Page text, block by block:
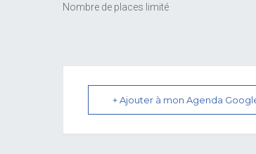
Nombre de places limité
+ Ajouter à mon Agenda